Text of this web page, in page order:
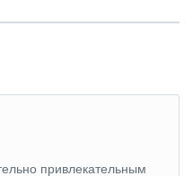
привлекательным